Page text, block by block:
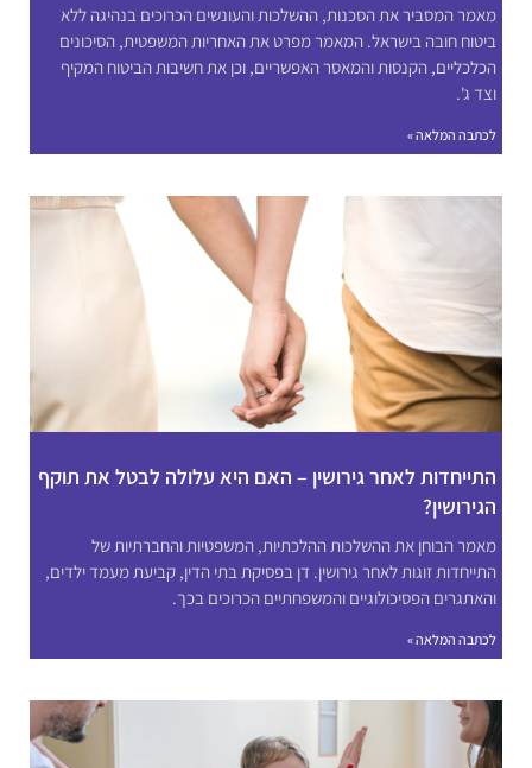
מאמר המסביר את הסכנות, ההשלכות והעונשים הכרוכים בנהיגה ללא
ביטוח חובה בישראל. המאמר מפרט את האחריות המשפטית, הסיכונים
הכלכליים, הקנסות והמאסר האפשריים, וכן את חשיבות הביטוח המקיף
וצד ג'.
לכתבה המלאה »
התייחדות לאחר גירושין – האם היא עלולה לבטל את תוקף
הגירושין?
מאמר הבוחן את ההשלכות ההלכתיות, המשפטיות והחברתיות של
התייחדות זוגות לאחר גירושין. דן בפסיקת בתי הדין, קביעת מעמד ילדים,
והאתגרים הפסיכולוגיים והמשפחתיים הכרוכים בכך.
לכתבה המלאה »